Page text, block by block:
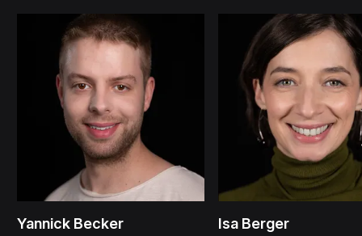
Yannick Becker Isa Berger